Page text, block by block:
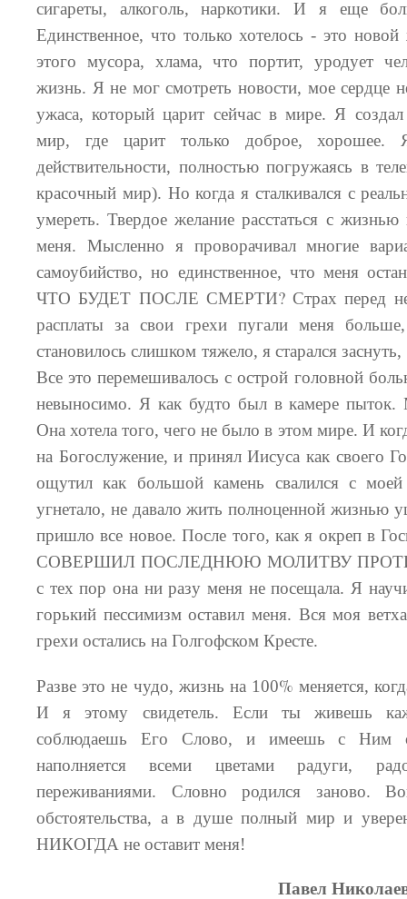
сигареты, алкоголь, наркотики. И я еще
Единственное, что только хотелось - это новой
этого мусора, хлама, что портит, уродует
жизнь. Я не мог смотреть новости, мое сердце
ужаса, который царит сейчас в мире. Я
мир, где царит только доброе,
действительности, полностью погружаясь в
красочный мир). Но когда я сталкивался с
умереть. Твердое желание расстаться с жизнью
меня. Мысленно я проворачивал многие
самоубийство, но единственное, что меня
ЧТО БУДЕТ ПОСЛЕ СМЕРТИ?Страх перед
расплаты за свои грехи пугали меня
становилось слишком тяжело, я старался
Все это перемешивалось с острой головной
невыносимо. Я как будто был в камере
Она хотела того, чего не было в этом мире. И
на Богослужение, и принял Иисуса как своего
ощутил как большой камень свалился с
угнетало, не давало жить полноценной жизнью
пришло все новое. После того, как я окреп в
СОВЕРШИЛ ПОСЛЕДНЮЮ МОЛИТВУ
с тех пор она ни разу меня не посещала. Я
горький пессимизм оставил меня. Вся моя
грехи остались на Голгофском Кресте.
Разве это не чудо, жизнь на 100% меняется,
И я этому свидетель. Если ты живешь
соблюдаешь Его Слово, и имеешь с Ним
наполняется всеми цветами радуги,
переживаниями. Словно родился заново.
обстоятельства, а в душе полный мир и
НИКОГДА не оставит меня!
Павел